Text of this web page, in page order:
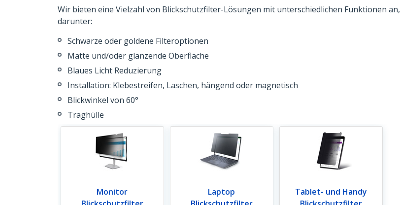
Wir bieten eine Vielzahl von Blickschutzfilter-Lösungen mit unterschiedlichen Funktionen an,
darunter:
Schwarze oder goldene Filteroptionen
Matte und/oder glänzende Oberfläche
Blaues Licht Reduzierung
Installation: Klebestreifen, Laschen, hängend oder magnetisch
Blickwinkel von 60°
Traghülle
Monitor
Laptop
Tablet- und Handy